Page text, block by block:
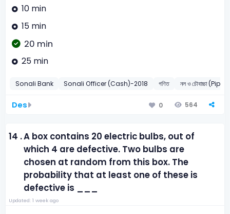
10 min
15 min
20 min
25 min
Sonali Bank Sonali Officer (Cash)-2018 গণিত নল ও চৌবাচ্চা
Des 0 564
14 .A box contains 20 electric bulbs, out of
which 4 are defective. Two bulbs are
chosen at random from this box. The
probability that at least one of these is
defective is ___
Updated: 1 week ago